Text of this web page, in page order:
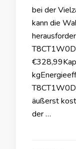
bei der
kann die
äußerst
der …